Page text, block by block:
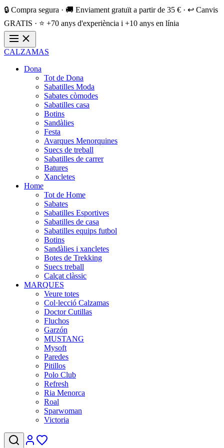
🔒 Compra segura · 🚚 Enviament gratuït a partir de 35 € · ↩️ Canvis
GRATIS · ⭐ +70 anys d'experiència i +10 anys en línia
CALZAMAS
Dona
Tot de Dona
Sabatilles Moda
Sabates còmodes
Sabatilles casa
Botins
Sandàlies
Festa
Avarques Menorquines
Suecs de treball
Sabatilles de carrer
Batures
Xancletes
Home
Tot de Home
Sabates
Sabatilles Esportives
Sabatilles de casa
Sabatilles equips futbol
Botins
Sandàlies i xancletes
Botes de Trekking
Suecs treball
Calçat clàssic
MARQUES
Veure totes
Col·lecció Calzamas
Doctor Cutillas
Fluchos
Garzón
MUSTANG
Mysoft
Paredes
Pitillos
Polo Club
Refresh
Ria Menorca
Roal
Sparwoman
Victoria